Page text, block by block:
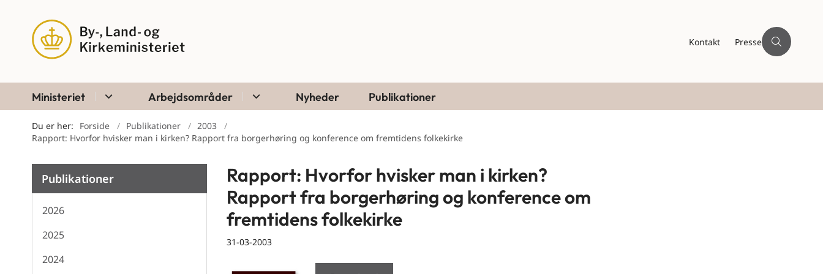
Kontakt Presse
Ministeriet Arbejdsområder Nyheder Publikationer
Du er her: Forside Publikationer
2003
Rapport: Hvorfor hvisker man i kirken? Rapport fra borgerhøring og konference om fremtidens folkekirke
Publikationer
2026
2025
2024
Rapport: Hvorfor hvisker man i kirken?
Rapport fra borgerhøring og konference om
fremtidens folkekirke
31-03-2003